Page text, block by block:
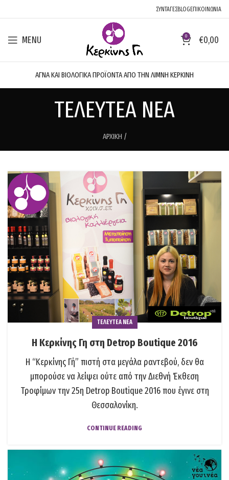
ΣΥΝΤΑΓΕΣBLOGΕΠΙΚΟΙΝΩΝΙΑ
MENU 0 €0,00
ΑΓΝΑ ΚΑΙ ΒΙΟΛΟΓΙΚΑ ΠΡΟΪΟΝΤΑ ΑΠΟ ΤΗΝ ΛΙΜΝΗ ΚΕΡΚΙΝΗ
ΤΕΛΕΥΤΕΑ ΝΕΑ
ΑΡΧΙΚΗ /
ΤΕΛΕΥΤΕΑ ΝΕΑ
Η Κερκίνης Γη στη Detrop Boutique 2016
Η “Κερκίνης Γή” πιστή στα μεγάλα ραντεβού, δεν θα
μπορούσε να λείψει ούτε από την Διεθνή Έκθεση
Τροφίμων την 25η Detrop Boutique 2016 που έγινε στη
Θεσσαλονίκη.
CONTINUE READING